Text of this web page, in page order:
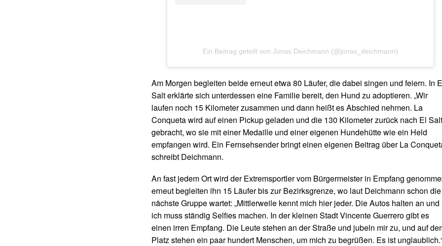
Ein Beitrag geteilt von Jonas Deichmann (@jonas_deichmann)
Am Morgen begleiten beide erneut etwa 80 Läufer, die dabei singen und feiern. In
Salt erklärte sich unterdessen eine Familie bereit, den Hund zu adoptieren. „Wir
laufen noch 15 Kilometer zusammen und dann heißt es Abschied nehmen. La
Conqueta wird auf einen Pickup geladen und die 130 Kilometer zurück nach El
gebracht, wo sie mit einer Medaille und einer eigenen Hundehütte wie ein Held
empfangen wird. Ein Fernsehsender bringt einen eigenen Beitrag über La
schreibt Deichmann.
An fast jedem Ort wird der Extremsportler vom Bürgermeister in Empfang
erneut begleiten ihn 15 Läufer bis zur Bezirksgrenze, wo laut Deichmann schon die
nächste Gruppe wartet: „Mittlerweile kennt mich hier jeder. Die Autos halten an und
ich muss ständig Selfies machen. In der kleinen Stadt Vincente Guerrero gibt es
einen irren Empfang. Die Leute stehen an der Straße und jubeln mir zu, und auf
Platz stehen ein paar hundert Menschen, um mich zu begrüßen. Es ist